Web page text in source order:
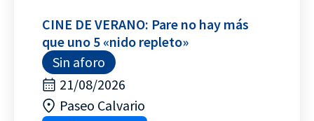
CINE DE VERANO: Pare no hay más
que uno 5 «nido repleto»
Sin aforo
21/08/2026
Paseo Calvario